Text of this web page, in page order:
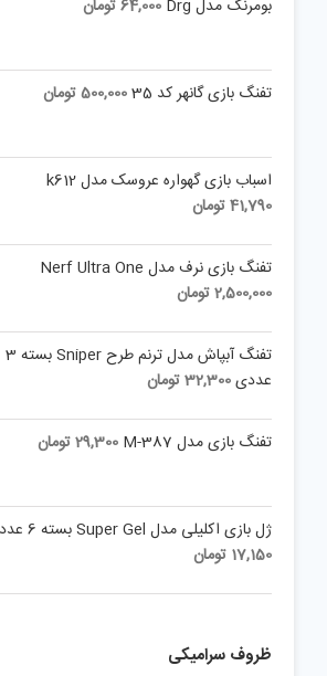
بومرنگ مدل Drg 64,000تومان
تفنگ بازی گانهر کد 35 500,000تومان
اسباب بازی گهواره عروسک مدل k612
41,790تومان
تفنگ بازی نرف مدل Nerf Ultra One
2,500,000تومان
تفنگ آبپاش مدل ترنم طرح Sniper بسته 3
عددی32,300تومان
تفنگ بازی مدل M-387 29,300تومان
ژل بازی اکلیلی مدل Super Gel بسته 6 عددی
17,150 تومان
ظروف سرامیکی